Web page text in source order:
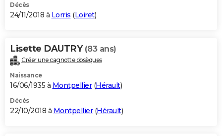
Décès
24/11/2018 à Lorris (Loiret)
Lisette DAUTRY (83 ans)
Créer une cagnotte obsèques
Naissance
16/06/1935 à Montpellier(Hérault)
Décès
22/10/2018 à Montpellier(Hérault)